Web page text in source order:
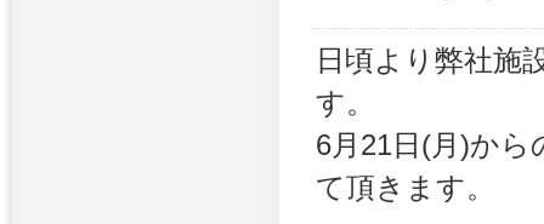
日頃より弊社施
す。
6月21日(月)か
て頂きます。